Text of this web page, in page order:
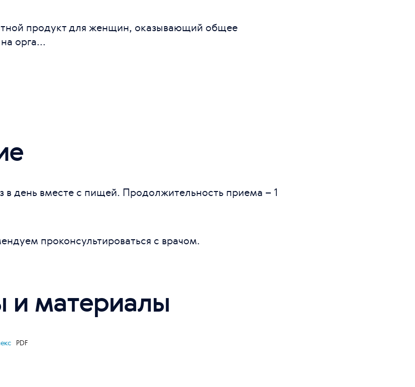
продукт для женщин, оказывающий общее
орга...
в день вместе с пищей. Продолжительность приема – 1
проконсультироваться с врачом.
и материалы